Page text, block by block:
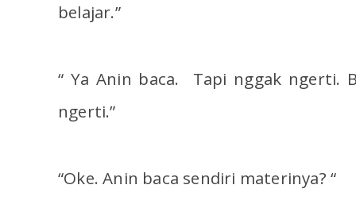
belajar.”
“ Ya Anin baca. Tapi nggak ngerti.
ngerti.”
“Oke. Anin baca sendiri materinya? “